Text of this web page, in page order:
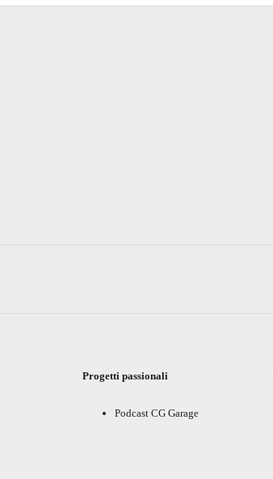
Progetti passionali
Podcast CG Garage